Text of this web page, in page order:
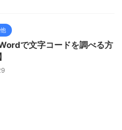
Wordで文字コードを調べる方